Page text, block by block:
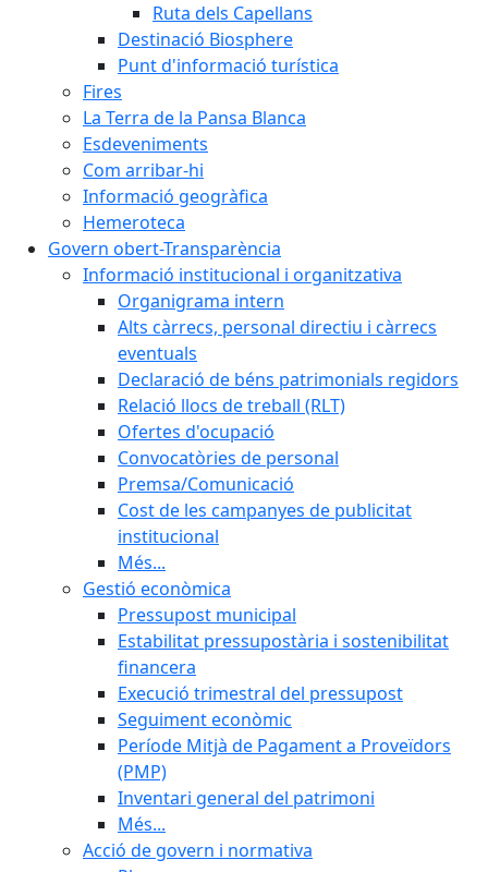
Ruta dels Capellans
Destinació Biosphere
Punt d'informació turística
Fires
La Terra de la Pansa Blanca
Esdeveniments
Com arribar-hi
Informació geogràfica
Hemeroteca
Govern obert-Transparència
Informació institucional i organitzativa
Organigrama intern
Alts càrrecs, personal directiu i càrrecs
eventuals
Declaració de béns patrimonials regidors
Relació llocs de treball (RLT)
Ofertes d'ocupació
Convocatòries de personal
Premsa/Comunicació
Cost de les campanyes de publicitat
institucional
Més...
Gestió econòmica
Pressupost municipal
Estabilitat pressupostària i sostenibilitat
financera
Execució trimestral del pressupost
Seguiment econòmic
Període Mitjà de Pagament a Proveïdors
(PMP)
Inventari general del patrimoni
Més...
Acció de govern i normativa